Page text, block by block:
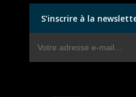
S’inscrire à la